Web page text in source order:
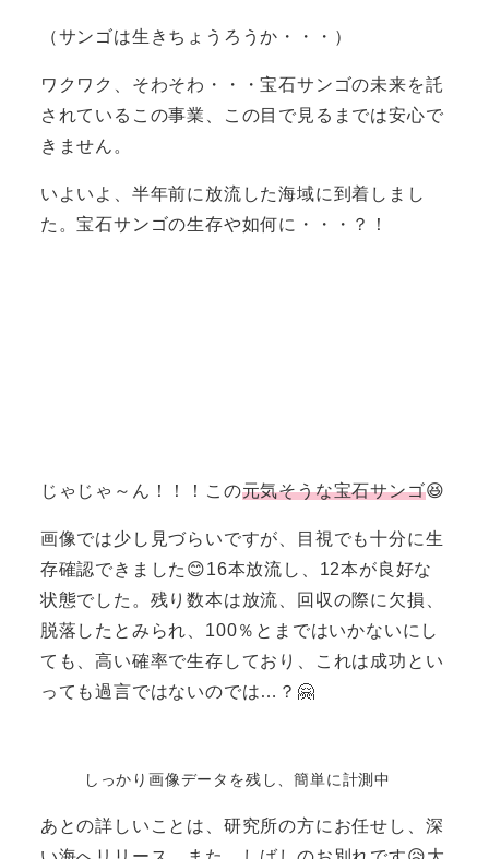
（サンゴは生きちょうろうか・・・）
ワクワク、そわそわ・・・宝石サンゴの未来を託
されているこの事業、この目で見るまでは安心で
きません。
いよいよ、半年前に放流した海域に到着しまし
た。宝石サンゴの生存や如何に・・・？！
じゃじゃ～ん！！！この元気そうな宝石サンゴ😆
画像では少し見づらいですが、目視でも十分に生
存確認できました😊16本放流し、12本が良好な
状態でした。残り数本は放流、回収の際に欠損、
脱落したとみられ、100％とまではいかないにし
ても、高い確率で生存しており、これは成功とい
っても過言ではないのでは…？🤗
しっかり画像データを残し、簡単に計測中
あとの詳しいことは、研究所の方にお任せし、深